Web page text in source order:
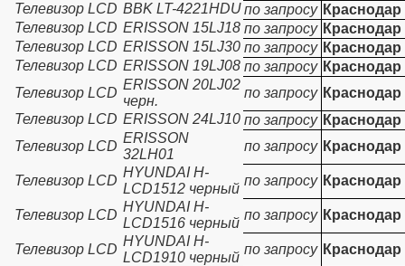
Телевизор LCD BBK LT-4221HDUпо запросу Краснодар
Телевизор LCD ERISSON 15LJ18 по запросу Краснодар
Телевизор LCD ERISSON 15LJ30 по запросу Краснодар
Телевизор LCD ERISSON 19LJ08 по запросу Краснодар
Телевизор LCD
ERISSON 20LJ02
черн.
по запросу Краснодар
Телевизор LCD ERISSON 24LJ10 по запросу Краснодар
Телевизор LCD
ERISSON
32LH01
по запросу Краснодар
Телевизор LCD
HYUNDAI H-
LCD1512 черный
по запросу Краснодар
Телевизор LCD
HYUNDAI H-
LCD1516 черный
по запросу Краснодар
Телевизор LCD
HYUNDAI H-
LCD1910 черный
по запросу Краснодар